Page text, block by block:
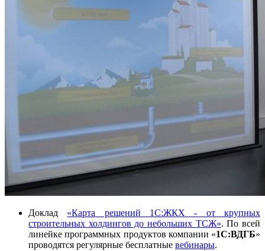
Доклад «Карта решений 1С:ЖКХ - от крупных
строительных холдингов до небольших ТСЖ». По всей
линейке программных продуктов компании «1С:ВДГБ»
проводятся регулярные бесплатные вебинары.